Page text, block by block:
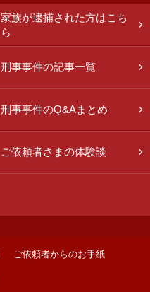
家族が逮捕された方はこち
ら
刑事事件の記事一覧
刑事事件のQ&Aまとめ
ご依頼者さまの体験談
ご依頼者からのお手紙